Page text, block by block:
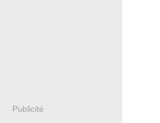
Publicité